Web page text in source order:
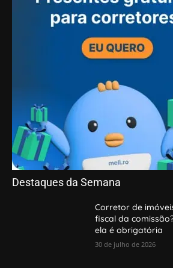
Destaques da Semana
Corretor de
fiscal da
ela é obrigatória
30 de julho de 2026